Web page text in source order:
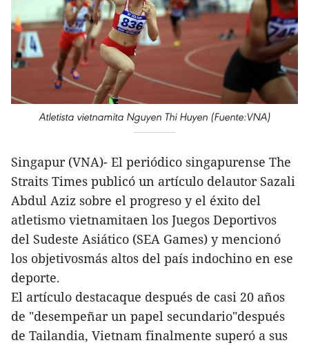
Atletista vietnamita Nguyen Thi Huyen (Fuente:VNA)
Singapur (VNA)- El periódico singapurense The
Straits Times publicó un artículo delautor Sazali
Abdul Aziz sobre el progreso y el éxito del
atletismo vietnamitaen los Juegos Deportivos
del Sudeste Asiático (SEA Games) y mencionó
los objetivosmás altos del país indochino en ese
deporte.
El artículo destacaque después de casi 20 años
de "desempeñar un papel secundario"después
de Tailandia, Vietnam finalmente superó a sus